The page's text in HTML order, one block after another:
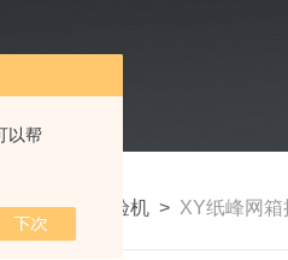
以帮
纸箱抗压试验机 > XY纸峰网